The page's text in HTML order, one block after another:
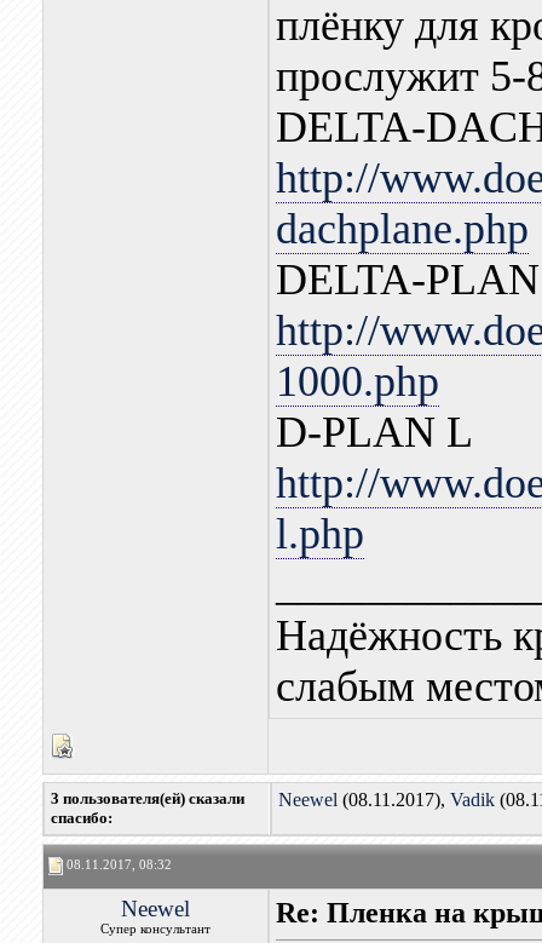
плёнку для
прослужит 5-
DELTA-
http://
dachplane.php
DELTA-
http://
1000.php
D-PLAN L
http://
l.php
Надёжность
слабым
3 пользователя(ей) сказали
cпасибо:
Neewel (08.11.2017), Vadik
08.11.2017, 08:32
Neewel
Супер консультант
Re: Пленка на